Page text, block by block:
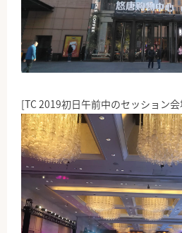
[TC 2019初日午前中のセッション